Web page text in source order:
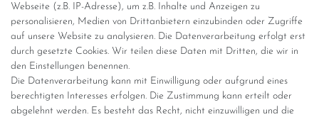
Webseite (z.B. IP-Adresse), um z.B. Inhalte und Anzeigen zu
personalisieren, Medien von Drittanbietern einzubinden oder Zugriffe
auf unsere Website zu analysieren. Die Datenverarbeitung erfolgt erst
durch gesetzte Cookies. Wir teilen diese Daten mit Dritten, die wir in
den Einstellungen benennen.
Die Datenverarbeitung kann mit Einwilligung oder aufgrund eines
berechtigten Interesses erfolgen. Die Zustimmung kann erteilt oder
abgelehnt werden. Es besteht das Recht, nicht einzuwilligen und die
Versand per GLS (6,90 Euro) oder DHL (8,49 Euro ) inkl. MwSt.
(innerhalb Deutschlands)
kostenfreie Lieferung ab 150 Euro Warenwert (innerhalb
Deutschlands)
Übersicht Internationale Versandkosten